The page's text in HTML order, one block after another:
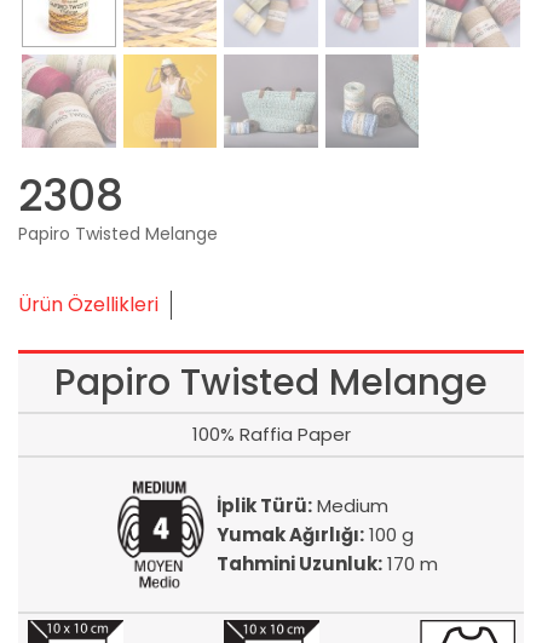
2308
Papiro Twisted Melange
Ürün Özellikleri
Papiro Twisted Melange
100% Raffia Paper
İplik Türü:Medium
Yumak Ağırlığı:100 g
Tahmini Uzunluk:170 m